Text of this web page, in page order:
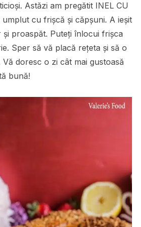
Astăzi am pregătit INEL CU
cu frișcă și căpșuni. A ieșit
proaspăt. Puteți înlocui frișca
Sper să vă placă rețeta și să o
doresc o zi cât mai gustoasă
bună!